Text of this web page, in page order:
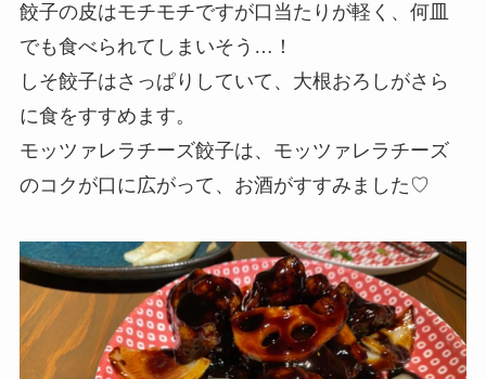
餃子の皮はモチモチですが口当たりが軽く、何皿
でも食べられてしまいそう…！
しそ餃子はさっぱりしていて、大根おろしがさら
に食をすすめます。
モッツァレラチーズ餃子は、モッツァレラチーズ
のコクが口に広がって、お酒がすすみました♡